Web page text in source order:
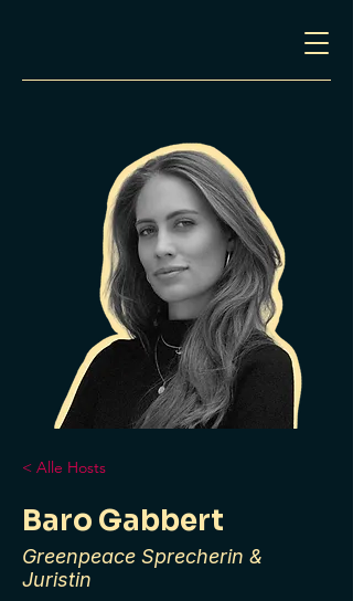
< Alle Hosts
Baro Gabbert
Greenpeace Sprecherin &
Juristin